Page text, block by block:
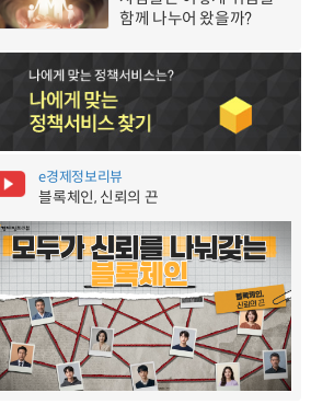
함께 나누어 왔을까?
e경제정보리뷰
블록체인, 신뢰의 끈